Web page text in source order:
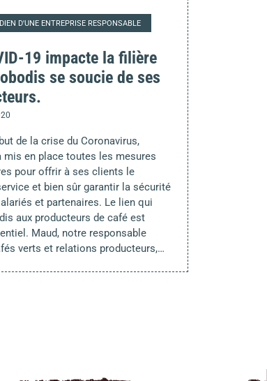
D'UNE ENTREPRISE RESPONSABLE
19 impacte la filière
se soucie de ses
de la crise du Coronavirus,
mis en place toutes les mesures
pour offrir à ses clients le
et bien sûr garantir la sécurité
et partenaires. Le lien qui
aux producteurs de café est
Maud, notre responsable
verts et relations producteurs,…